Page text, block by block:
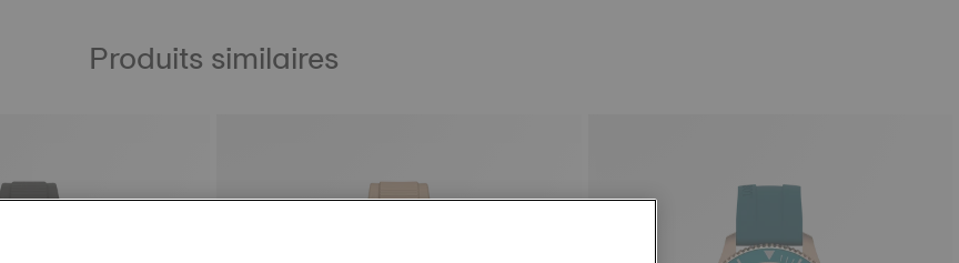
Produits similaires